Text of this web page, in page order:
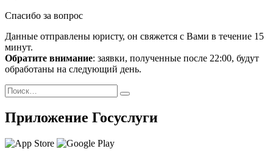
Спасибо за вопрос
Данные отправлены юристу, он свяжется с Вами в течение 15
минут.
Обратите внимание: заявки, полученные после 22:00, будут
обработаны на следующий день.
Поиск
Найти
Приложение Госуслуги